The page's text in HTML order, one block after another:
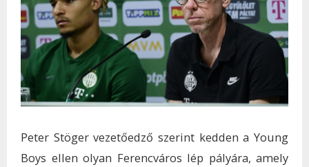
Peter Stöger vezetőedző szerint kedden a Young
Boys ellen olyan Ferencváros lép pályára, amely